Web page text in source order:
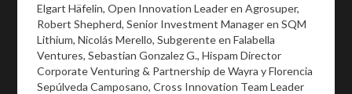
Elgart Häfelin, Open Innovation Leader en Agrosuper,
Robert Shepherd, Senior Investment Manager en SQM
Lithium, Nicolás Merello, Subgerente en Falabella
Ventures, Sebastian Gonzalez G., Hispam Director
Corporate Venturing & Partnership de Wayra y Florencia
Sepúlveda Camposano, Cross Innovation Team Leader